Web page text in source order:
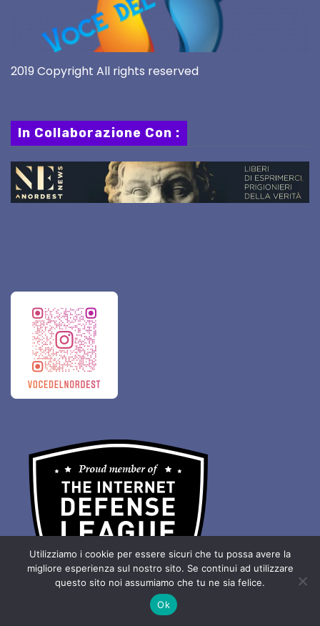
2019 Copyright All rights reserved
In Collaborazione Con :
Utilizziamo i cookie per essere sicuri che tu possa avere la
migliore esperienza sul nostro sito. Se continui ad utilizzare
questo sito noi assumiamo che tu ne sia felice.
Ok